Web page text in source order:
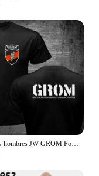
Camisetas hombres JW GROM Polonia real Países Bajos Pakistán Unidad de Fuerza Especial Ejército contra el terror negro camiseta marca sbz5147